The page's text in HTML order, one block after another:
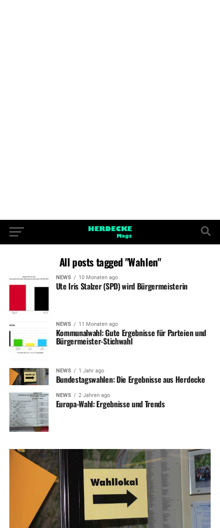
All posts tagged "Wahlen"
NEWS 10 Monaten ago
Ute Iris Stalzer (SPD) wird Bürgermeisterin
NEWS 11 Monaten ago
Kommunalwahl: Gute Ergebnisse für Parteien und
Bürgermeister-Stichwahl
NEWS 1 Jahr ago
Bundestagswahlen: Die Ergebnisse aus Herdecke
NEWS 2 Jahren ago
Europa-Wahl: Ergebnisse und Trends